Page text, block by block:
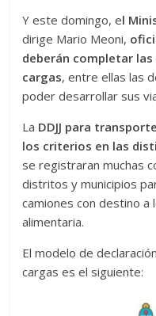
Y este domingo, el
dirige Mario Meoni,
deberán completar
cargas, entre ellas las
poder desarrollar sus
La DDJJ para
los criterios en las
se registraran muchas
distritos y municipios
camiones con destino
alimentaria.
El modelo de
cargas es el siguiente: